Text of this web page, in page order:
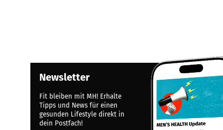
Newsletter
Fit bleiben mit MH! Erhalte
Tipps und News für einen
gesunden Lifestyle direkt in
dein Postfach!